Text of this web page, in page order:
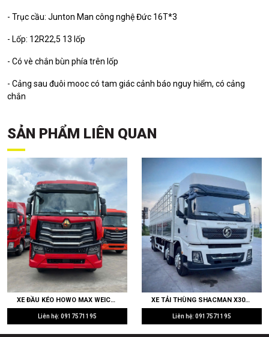
- Trục cầu: Junton Man công nghệ Đức 16T*3
- Lốp: 12R22,5 13 lốp
- Có vè chắn bùn phía trên lốp
- Cảng sau đuôi mooc có tam giác cảnh báo nguy hiểm, có cảng
chắn
SẢN PHẨM LIÊN QUAN
XE ĐẦU KÉO HOWO MAX WEICHAI 430HP WP10.5H CẦU LÁP 4.111 RITAVO AUTO NHẬP KHẨU GIÁ TỐT
Liên hệ: 0917571195
XE TẢI THÙNG SHACMAN X3000 4 CHÂN THÙNG MUI BẠT 9M7 - 400HP WEICHAI GIÁ TỐT
Liên hệ: 0917571195